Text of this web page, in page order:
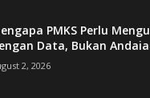
PMKS Perlu
Data, Bukan
2, 2026